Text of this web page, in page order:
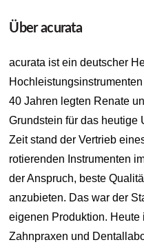
Über acurata
acurata ist ein deutscher
40 Jahren legten Renate
Grundstein für das heutige
Zeit stand der Vertrieb
rotierenden Instrumenten
der Anspruch, beste
anzubieten. Das war der
eigenen Produktion.
Zahnpraxen und